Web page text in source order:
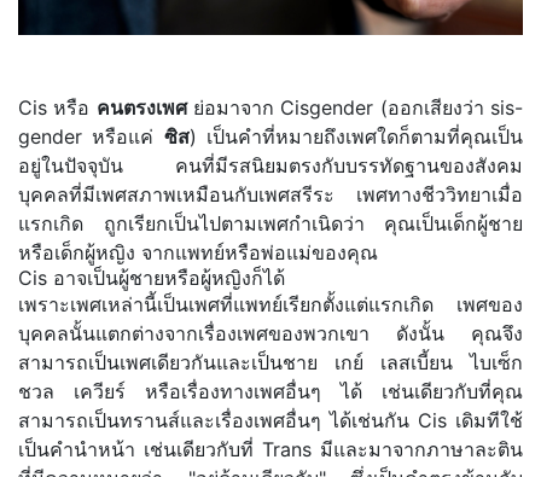
Cis หรือ คนตรงเพศย่อมาจาก Cisgender (ออกเสียงว่า sis-
gender หรือแค่ ซิส) เป็นคำที่หมายถึงเพศใดก็ตามที่คุณเป็น
อยู่ในปัจจุบัน คนที่มีรสนิยมตรงกับบรรทัดฐานของสังคม
บุคคลที่มีเพศสภาพเหมือนกับเพศสรีระ เพศทางชีววิทยาเมื่อ
แรกเกิด ถูกเรียกเป็นไปตามเพศกำเนิดว่า คุณเป็นเด็กผู้ชาย
หรือเด็กผู้หญิง จากแพทย์หรือพ่อแม่ของคุณ
Cis อาจเป็นผู้ชายหรือผู้หญิงก็ได้
เพราะเพศเหล่านี้เป็นเพศที่แพทย์เรียกตั้งแต่แรกเกิด เพศของ
บุคคลนั้นแตกต่างจากเรื่องเพศของพวกเขา ดังนั้น คุณจึง
สามารถเป็นเพศเดียวกันและเป็นชาย เกย์ เลสเบี้ยน ไบเซ็ก
ชวล เควียร์ หรือเรื่องทางเพศอื่นๆ ได้ เช่นเดียวกับที่คุณ
สามารถเป็นทรานส์และเรื่องเพศอื่นๆ ได้เช่นกัน Cis เดิมทีใช้
เป็นคำนำหน้า เช่นเดียวกับที่ Trans มีและมาจากภาษาละติน